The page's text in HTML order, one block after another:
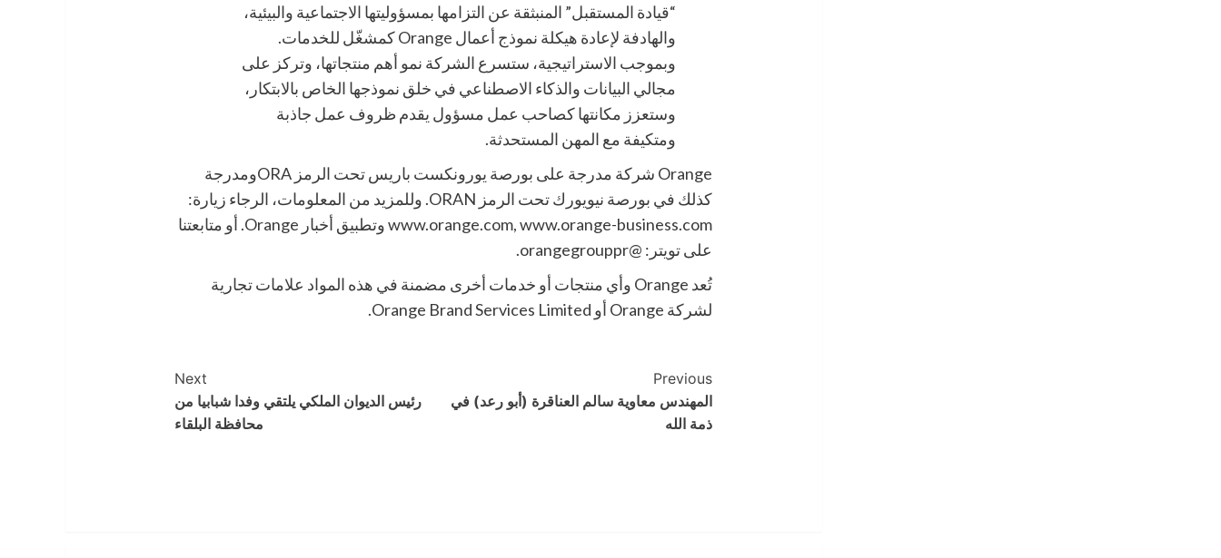
“قيادة المستقبل” المنبثقة عن التزامها بمسؤوليتها الاجتماعية والبيئية،
والهادفة لإعادة هيكلة نموذج أعمال Orange كمشغّل للخدمات.
وبموجب الاستراتيجية، ستسرع الشركة نمو أهم منتجاتها، وتركز على
مجالي البيانات والذكاء الاصطناعي في خلق نموذجها الخاص بالابتكار،
وستعزز مكانتها كصاحب عمل مسؤول يقدم ظروف عمل جاذبة
ومتكيفة مع المهن المستحدثة.
Orange شركة مدرجة على بورصة يورونكست باريس تحت الرمز ORAومدرجة
كذلك في بورصة نيويورك تحت الرمز ORAN. وللمزيد من المعلومات، الرجاء زيارة:
www.orange.com, www.orange-business.com وتطبيق أخبار Orange. أو متابعتنا
على تويتر: @orangegrouppr.
تُعد Orange وأي منتجات أو خدمات أخرى مضمنة في هذه المواد علامات تجارية
لشركة Orange أو Orange Brand Services Limited.
Post
Navigation
Previous
المهندس معاوية سالم العناقرة (أبو رعد) في
ذمة الله
Next
رئيس الديوان الملكي يلتقي وفدا شبابيا من
محافظة البلقاء